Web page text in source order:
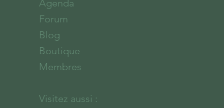
Agenda
Forum
Blog
Boutique
Membres
Visitez aussi :